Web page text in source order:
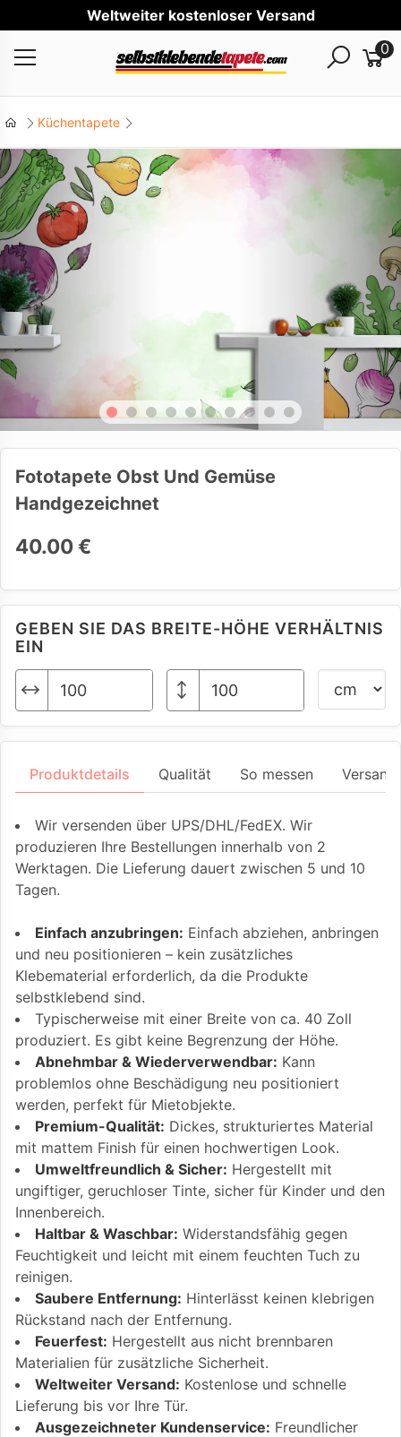
Welt
0
Küchentapete
Fototapete Obst Und Gemüse
Handgezeichnet
40.00 €
GEBEN SIE DAS BREITE-HÖHE VERHÄLTNIS
EIN
Produktdetails Qualität So messen
Wir versenden über UPS/DHL/FedEX. Wir
produzieren Ihre Bestellungen innerhalb von 2
Werktagen. Die Lieferung dauert zwischen 5 und 10
Tagen.
Einfach anzubringen: Einfach abziehen, anbringen
und neu positionieren – kein zusätzliches
Klebematerial erforderlich, da die Produkte
selbstklebend sind.
Typischerweise mit einer Breite von ca. 40 Zoll
produziert. Es gibt keine Begrenzung der Höhe.
Abnehmbar & Wiederverwendbar: Kann
problemlos ohne Beschädigung neu positioniert
werden, perfekt für Mietobjekte.
Premium-Qualität: Dickes, strukturiertes Material
mit mattem Finish für einen hochwertigen Look.
Umweltfreundlich & Sicher: Hergestellt mit
ungiftiger, geruchloser Tinte, sicher für Kinder und den
Innenbereich.
Haltbar & Waschbar: Widerstandsfähig gegen
Feuchtigkeit und leicht mit einem feuchten Tuch zu
reinigen.
Saubere Entfernung: Hinterlässt keinen klebrigen
Rückstand nach der Entfernung.
Feuerfest: Hergestellt aus nicht brennbaren
Materialien für zusätzliche Sicherheit.
Weltweiter Versand: Kostenlose und schnelle
Lieferung bis vor Ihre Tür.
Ausgezeichneter Kundenservice: Freundlicher